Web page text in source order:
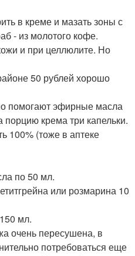
в креме и мазать зоны с
- из молотого кофе.
и при целлюлите. Но
50 рублей хорошо
помогают эфирные масла
порцию крема три капельки.
100% (тоже в аптеке
по 50 мл.
или розмарина 10
мл.
очень пересушена, в
потребоваться еще